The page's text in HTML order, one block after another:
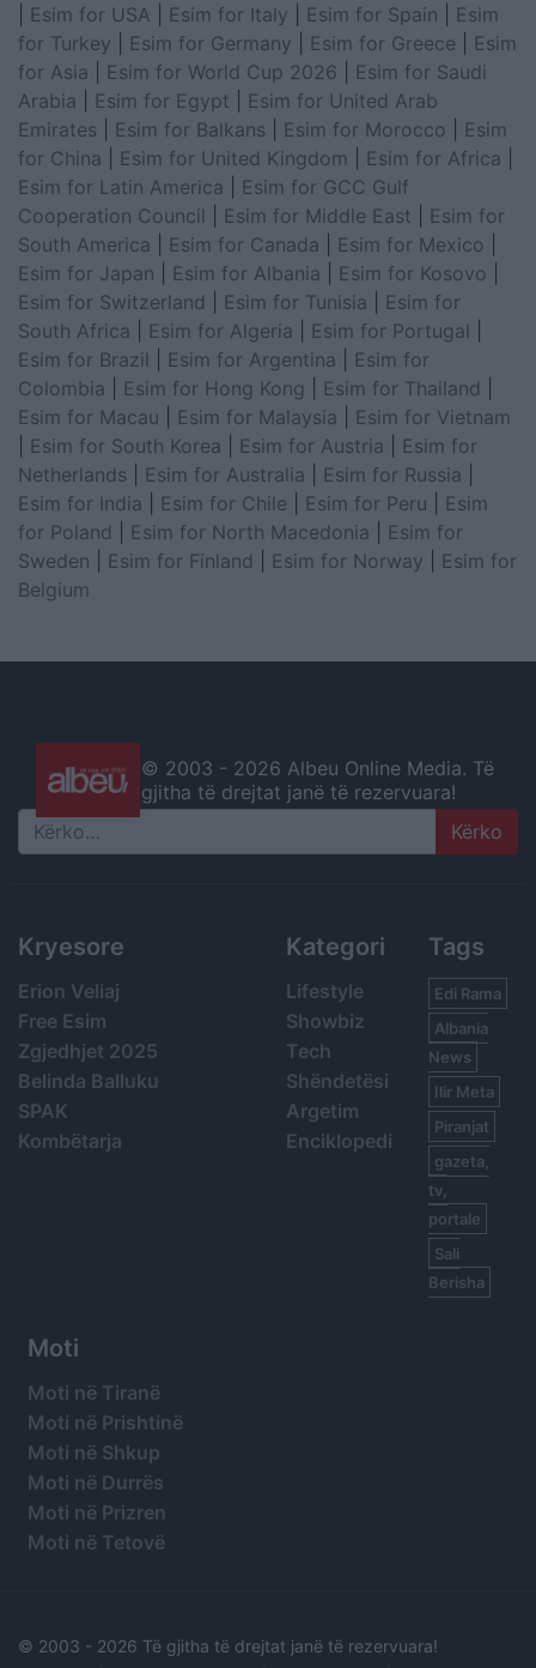
Esim for USA Esim for Italy Esim for Spain
Esim
for Turkey
Esim for Germany Esim for Greece
Esim
for Asia
Esim for World Cup 2026
Esim for Saudi
Arabia
Esim for Egypt
Esim for United Arab
Emirates
Esim for Balkans Esim for Morocco
Esim
for China
Esim for United Kingdom Esim for Africa
Esim for Latin America
Esim for GCC Gulf
Cooperation Council
Esim for Middle East
Esim for
South America
Esim for Canada Esim for Mexico
Esim for Japan
Esim for Albania Esim for Kosovo
Esim for Switzerland
Esim for Tunisia
Esim for
South Africa
Esim for Algeria Esim for Portugal
Esim for Brazil
Esim for Argentina
Esim for
Colombia
Esim for Hong Kong Esim for Thailand
Esim for Macau
Esim for Malaysia
Esim for Vietnam
Esim for South Korea Esim for Austria
Esim for
Netherlands
Esim for Australia Esim for Russia
Esim for India
Esim for Chile Esim for Peru
Esim
for Poland
Esim for North Macedonia
Esim for
Sweden
Esim for Finland Esim for Norway
Esim for
Belgium
© 2003 - 2026 Albeu Online Media. Të
gjitha të drejtat janë të rezervuara!
Search
Kryesore
Erion Veliaj
Free Esim
Zgjedhjet 2025
Belinda Balluku
SPAK
Kombëtarja
Kategori
Lifestyle
Showbiz
Tech
Shëndetësi
Argetim
Enciklopedi
Tags
Edi Rama
Albania
News
Ilir Meta
Piranjat
gazeta,
tv,
portale
Sali
Berisha
Moti
Moti në Tiranë
Moti në Prishtinë
Moti në Shkup
Moti në Durrës
Moti në Prizren
Moti në Tetovë
© 2003 - 2026 Të gjitha të drejtat janë të rezervuara!